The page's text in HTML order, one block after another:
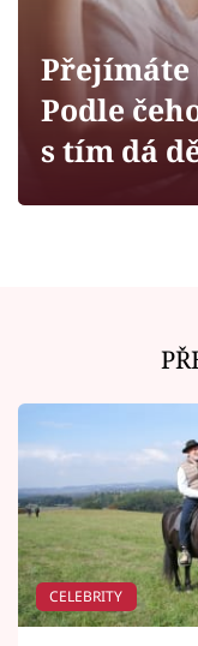
Sledujte
Filmový
Sledujte nás
Přejímáte
Podle
s tím dá
CELEBRITY